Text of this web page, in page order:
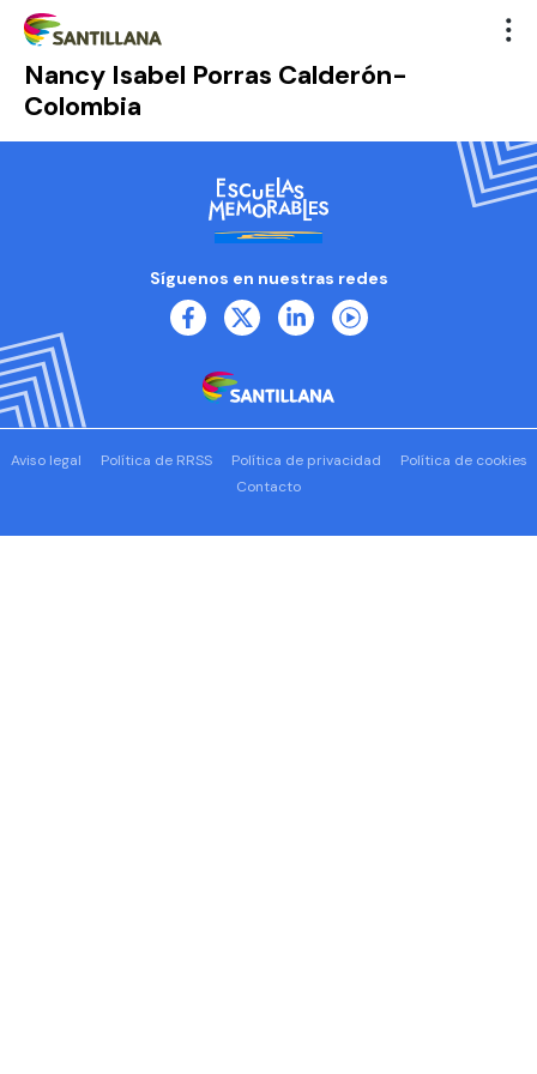
Nancy Isabel Porras Calderón-
Colombia
Síguenos en nuestras redes
Aviso legal Política de RRSS Política de privacidad
Política de cookies
Contacto